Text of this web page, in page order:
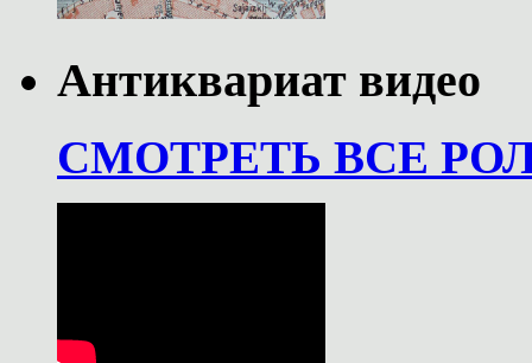
Антиквариат видео
СМОТРЕТЬ ВСЕ